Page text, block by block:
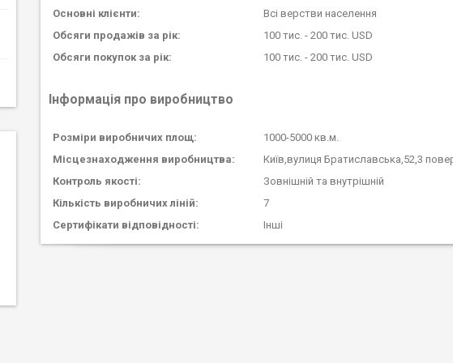
Основні клієнти:
Всі верстви населення
Обсяги продажів за рік:
100 тис. - 200 тис. USD
Обсяги покупок за рік:
100 тис. - 200 тис. USD
Інформація про виробництво
Розміри виробничих площ:
1000-5000 кв.м.
Місцезнаходження виробництва:
Київ,вулиця Братиславська,52,3
Контроль якості:
Зовнішній та внутрішній
Кількість виробничих ліній:
7
Сертифікати відповідності:
Інші